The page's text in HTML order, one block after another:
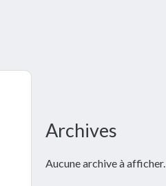
Barre
principale
Archives
Aucune archive à afficher.